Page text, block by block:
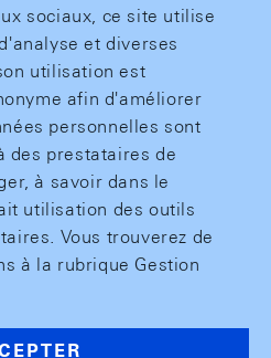
sociaux, ce site utilise
et diverses
utilisation est
afin d'améliorer
personnelles sont
des prestataires de
à savoir dans le
utilisation des outils
Vous trouverez de
à la rubrique Gestion